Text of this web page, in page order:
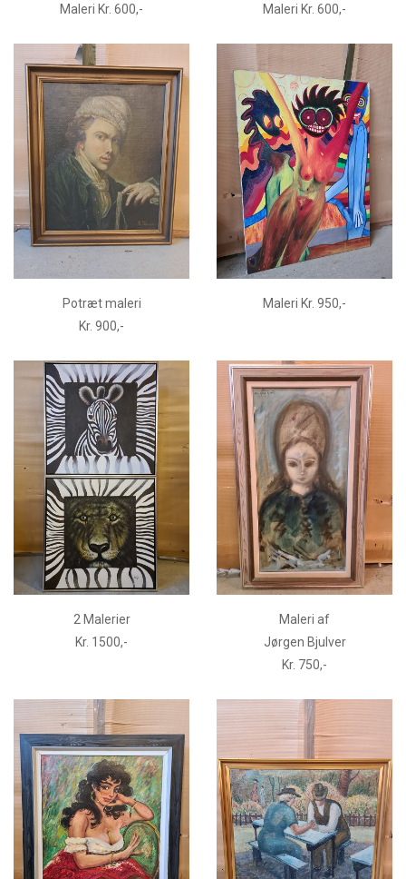
Maleri Kr. 600,- Maleri Kr. 600,-
Potræt maleri
Kr. 900,-
Maleri Kr. 950,-
2 Malerier
Kr. 1500,-
Maleri af
Jørgen Bjulver
Kr. 750,-